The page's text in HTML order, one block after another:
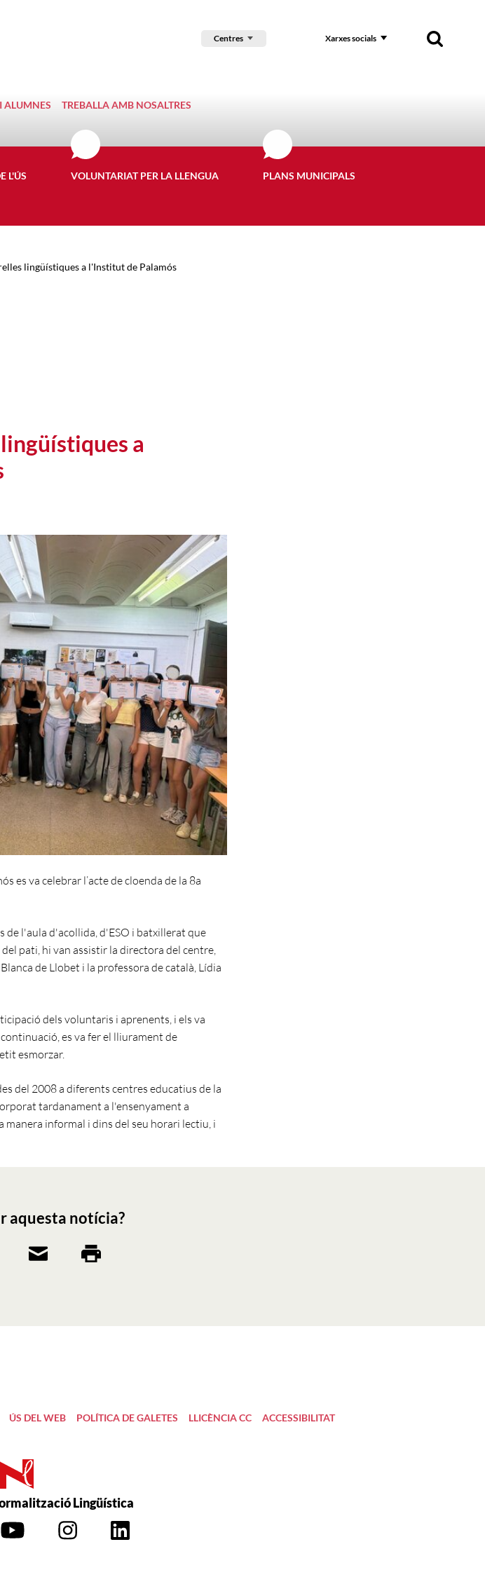
Centres Xarxes socials
ALUMNES TREBALLA AMB NOSALTRES
L'ÚS VOLUNTARIAT PER LA LLENGUA PLANS MUNICIPALS
lingüístiques a l'Institut de Palamós
a
es va celebrar l’acte de cloenda de la 8a
de l'aula d'acollida, d'ESO i batxillerat que
pati, hi van assistir la directora del centre,
de Llobet i la professora de català, Lídia
dels voluntaris i aprenents, i els va
es va fer el lliurament de
esmorzar.
del 2008 a diferents centres educatius de la
tardanament a l'ensenyament a
informal i dins del seu horari lectiu, i
aquesta notícia?
ÚS DEL WEB POLÍTICA DE GALETES LLICÈNCIA CC ACCESSIBILITAT
Lingüística